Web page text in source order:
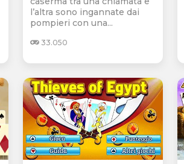
l’altra sono ingannate dai
pompieri con una...
33.050